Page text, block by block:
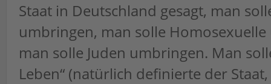
Staat in Deutschland gesagt, man
umbringen, man solle
man solle Juden umbringen. Man
Leben“ (natürlich definierte der